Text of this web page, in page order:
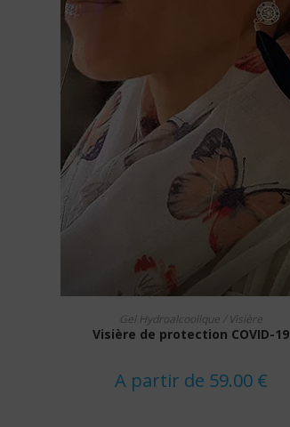
CHOIX DES OPTIONS
Ce
produit
a
plusieurs
options
peuvent
Gel Hydroalcoolique / Visière
Visière de protection COVID-19
A partir de 59.00 €